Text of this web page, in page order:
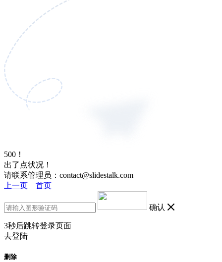
500！
出了点状况！
请联系管理员：contact@slidestalk.com
上一页
首页
确认
3秒后跳转登录页面
去登陆
删除